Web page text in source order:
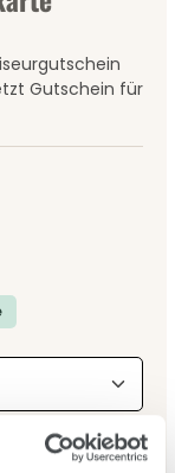
Gutschein für
Wert